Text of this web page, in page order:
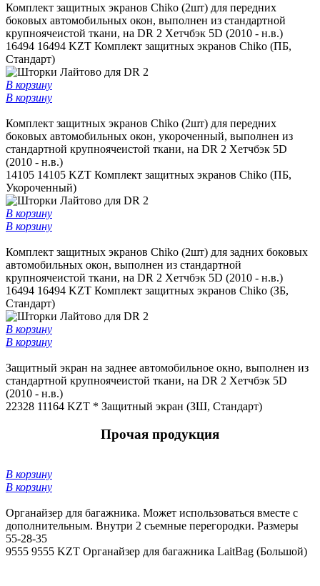
Комплект защитных экранов Chiko (2шт) для передних
боковых автомобильных окон, выполнен из стандартной
крупноячеистой ткани, на DR 2 Хетчбэк 5D (2010 - н.в.)
16494 16494 KZT Комплект защитных экранов Chiko (ПБ,
Стандарт)
В корзину
В корзину
Комплект защитных экранов Chiko (2шт) для передних
боковых автомобильных окон, укороченный, выполнен из
стандартной крупноячеистой ткани, на DR 2 Хетчбэк 5D
(2010 - н.в.)
14105 14105 KZT Комплект защитных экранов Chiko (ПБ,
Укороченный)
В корзину
В корзину
Комплект защитных экранов Chiko (2шт) для задних боковых
автомобильных окон, выполнен из стандартной
крупноячеистой ткани, на DR 2 Хетчбэк 5D (2010 - н.в.)
16494 16494 KZT Комплект защитных экранов Chiko (ЗБ,
Стандарт)
В корзину
В корзину
Защитный экран на заднее автомобильное окно, выполнен из
стандартной крупноячеистой ткани, на DR 2 Хетчбэк 5D
(2010 - н.в.)
22328 11164 KZT * Защитный экран (ЗШ, Стандарт)
Прочая продукция
В корзину
В корзину
Органайзер для багажника. Может использоваться вместе с
дополнительным. Внутри 2 съемные перегородки. Размеры
55-28-35
9555 9555 KZT Органайзер для багажника LaitBag (Большой)